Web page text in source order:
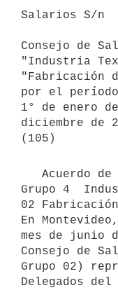
Salarios S/n
Consejo de
"Industria
"Fabricación
por el
1° de enero
diciembre de
Grupo 4
02
En
mes de junio
Consejo de
Grupo 02)
Delegados